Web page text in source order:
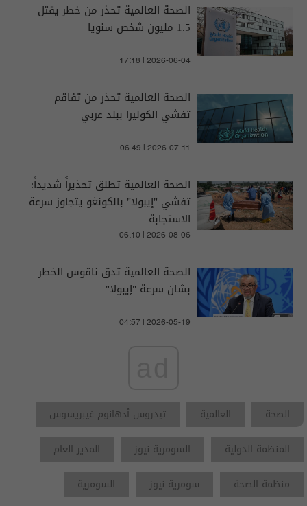
الصحة العالمية تحذر من خطر يقتل
1.5 مليون شخص سنويا
17:18 | 2026-06-04
الصحة العالمية تحذر من تفاقم
تفشي الكوليرا ببلد عربي
06:49 | 2026-07-11
الصحة العالمية تطلق تحذيراً شديداً:
تفشي "إيبولا" بالكونغو يتجاوز سرعة
الاستجابة
06:10 | 2026-08-06
الصحة العالمية تدق ناقوس الخطر
بشان سرعة "إيبولا"
04:57 | 2026-05-19
الصحة العالمية
تيدروس أدهانوم غيبريسوس
المنظمة الدولية
السومرية نيوز
المدير العام
منظمة الصحة
سومرية نيوز السومرية